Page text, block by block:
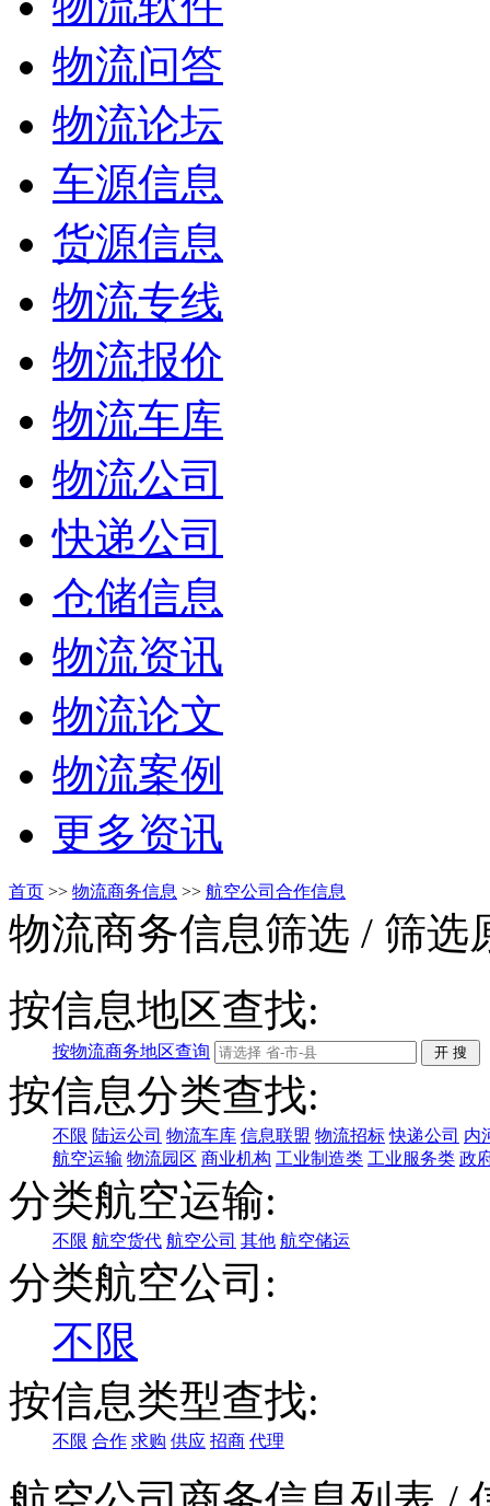
物流问答
物流论坛
车源信息
货源信息
物流专线
物流报价
物流车库
物流公司
快递公司
仓储信息
物流资讯
物流论文
物流案例
更多资讯
首页 >> 物流商务信息 >> 航空公司合作信息
物流商务信息筛选 / 筛选
按信息地区查找:
按物流商务地区查询
按信息分类查找:
不限 陆运公司 物流车库 信息联盟 物流招标 快递公司 内
航空运输 物流园区 商业机构 工业制造类 工业服务类 政
分类航空运输:
不限 航空货代 航空公司 其他 航空储运
分类航空公司:
不限
按信息类型查找:
不限 合作 求购 供应 招商 代理